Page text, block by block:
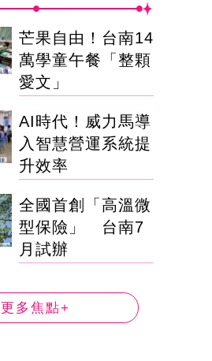
芒果自由！台南14
萬學童午餐「整顆
愛文」
AI時代！威力馬導
入智慧營運系統提
升效率
全國首創「高溫微
型保險」 台南7
月試辦
更多焦點+